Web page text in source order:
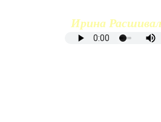
Ирина